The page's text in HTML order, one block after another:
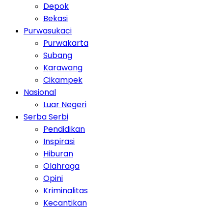
Depok
Bekasi
Purwasukaci
Purwakarta
Subang
Karawang
Cikampek
Nasional
Luar Negeri
Serba Serbi
Pendidikan
Inspirasi
Hiburan
Olahraga
Opini
Kriminalitas
Kecantikan